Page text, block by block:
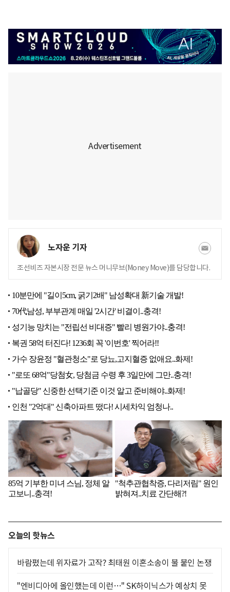
노자운 기자
조선비즈 자본시장 전문 뉴스 머니무브(Money Move)를 담당합니다.
오늘의 핫뉴스
바람폈는데 위자료가 고작? 최태원 이혼소송이 불 붙인 논쟁
"엔비디아에 올인했는데 이런…" SK하이닉스가 예상치 못